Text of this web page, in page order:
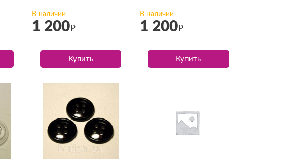
В наличии
1 200Р
Купить
В наличии
1 200Р
Купить